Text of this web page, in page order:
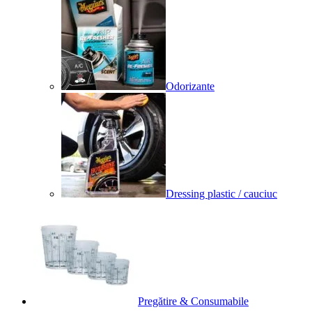
Odorizante
Dressing plastic / cauciuc
Pregătire & Consumabile